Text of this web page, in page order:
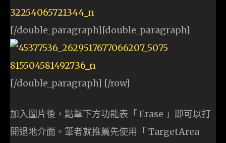
[/double_paragraph][double_paragraph]
[/double_paragraph] [/row]
加入圖片後，點擊下方功能表「 Erase 」即可以打
開退地介面。筆者就推薦先使用「 TargetArea